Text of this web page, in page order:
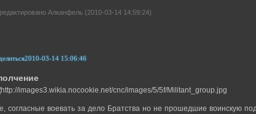
Алканфель (2010-03-14 14:59:24)
2010-03-14 15:06:46
согласные воевать за дело Братства но не прошедшие воинскую